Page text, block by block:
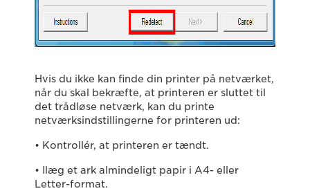
Hvis du ikke kan finde din printer på netværket,
når du skal bekræfte, at printeren er sluttet til
det trådløse netværk, kan du printe
netværksindstillingerne for printeren ud:
• Kontrollér, at printeren er tændt.
• Ilæg et ark almindeligt papir i A4- eller
Letter-format.